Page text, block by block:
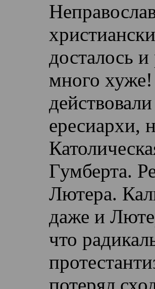
досталось
много
ересиархи,
Гумберта.
Лютера.
даже и
что